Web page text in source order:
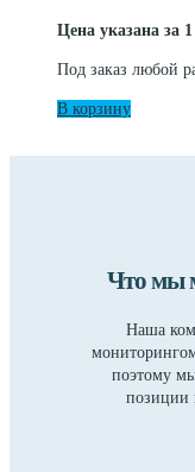
Цена указана за
Под заказ любой
В корзину
Что мы
Наша
поэтому
позиции